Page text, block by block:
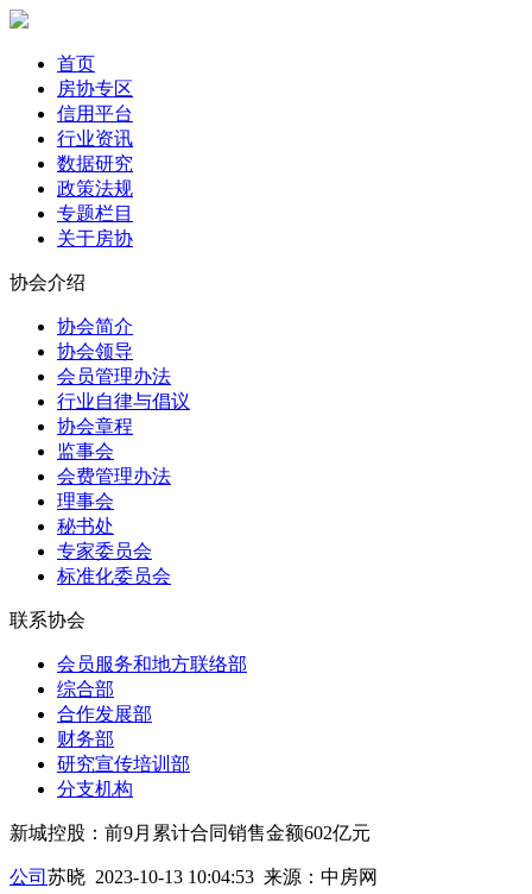
首页
房协专区
信用平台
行业资讯
数据研究
政策法规
专题栏目
关于房协
协会介绍
协会简介
协会领导
会员管理办法
行业自律与倡议
协会章程
监事会
会费管理办法
理事会
秘书处
专家委员会
标准化委员会
联系协会
会员服务和地方联络部
综合部
合作发展部
财务部
研究宣传培训部
分支机构
新城控股：前9月累计合同销售金额602亿元
公司 苏晓 2023-10-13 10:04:53 来源： 中房网